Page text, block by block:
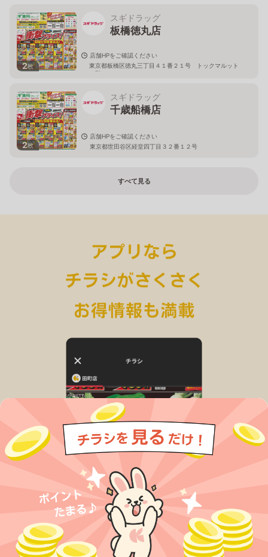
2枚
スギドラッグ
板橋徳丸店
店舗HPをご確認ください
東京都板橋区徳丸三丁目４１番２１号 トックマルット
１階
2枚
スギドラッグ
千歳船橋店
店舗HPをご確認ください
東京都世田谷区経堂四丁目３２番１２号
すべて見る